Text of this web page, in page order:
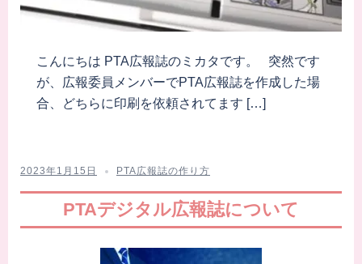
こんにちは PTA広報誌のミカタです。 突然です
が、広報委員メンバーでPTA広報誌を作成した場
合、どちらに印刷を依頼されてます […]
2023年1月15日 PTA広報誌の作り方
PTAデジタル広報誌について